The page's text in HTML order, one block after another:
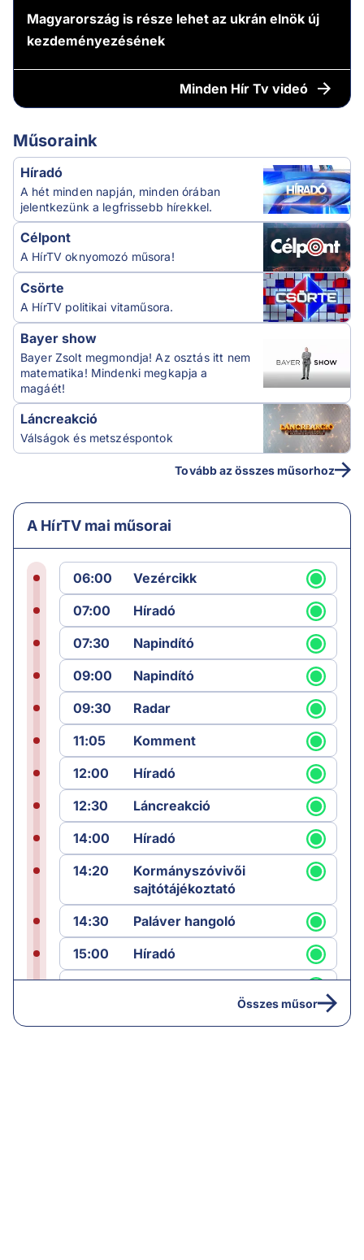
Magyarország is része lehet az ukrán elnök új
kezdeményezésének
Minden Hír Tv videó
Műsoraink
Híradó
A hét minden napján, minden órában
jelentkezünk a legfrissebb hírekkel.
Célpont
A HírTV oknyomozó műsora!
Csörte
A HírTV politikai vitaműsora.
Bayer show
Bayer Zsolt megmondja! Az osztás itt nem
matematika! Mindenki megkapja a
magáét!
Láncreakció
Válságok és metszéspontok
Tovább az összes műsorhoz
A HírTV mai műsorai
06:00
Vezércikk
07:00
Híradó
07:30
Napindító
09:00
Napindító
09:30
Radar
11:05
Komment
12:00
Híradó
12:30
Láncreakció
14:00
Híradó
14:20
Kormányszóvivői
sajtótájékoztató
14:30
Paláver hangoló
15:00
Híradó
Összes műsor